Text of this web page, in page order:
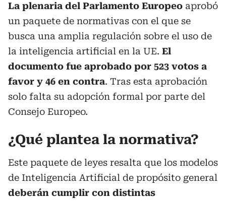
La plenaria del Parlamento Europeo aprobó
un paquete de normativas con el que se
busca una amplia regulación sobre el uso de
la inteligencia artificial en la UE. El
documento fue aprobado por 523 votos a
favor y 46 en contra. Tras esta aprobación
solo falta su adopción formal por parte del
Consejo Europeo.
¿Qué plantea la normativa?
Este paquete de leyes resalta que los modelos
de Inteligencia Artificial de propósito general
deberán cumplir con distintas